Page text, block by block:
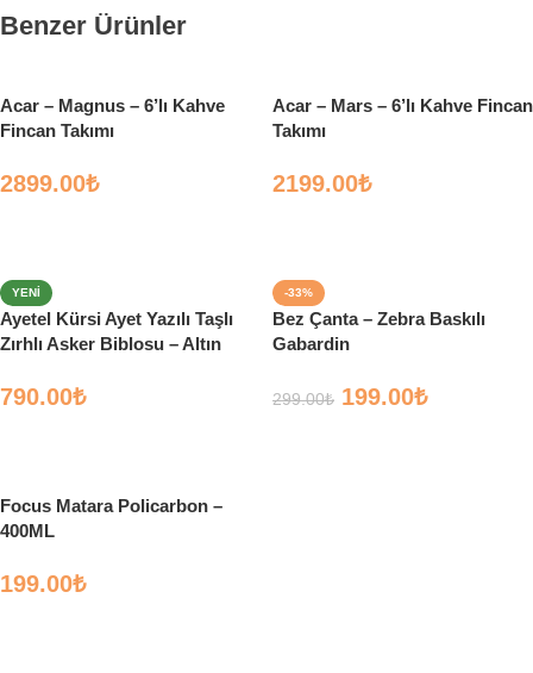
Benzer Ürünler
Acar – Magnus – 6’lı Kahve
Fincan Takımı
2899.00₺
Acar – Mars – 6’lı Kahve Fincan
Takımı
2199.00₺
YENI
Ayetel Kürsi Ayet Yazılı Taşlı
Zırhlı Asker Biblosu – Altın
790.00₺
-33%
Bez Çanta – Zebra Baskılı
Gabardin
299.00₺ 199.00₺
Focus Matara Policarbon –
400ML
199.00₺